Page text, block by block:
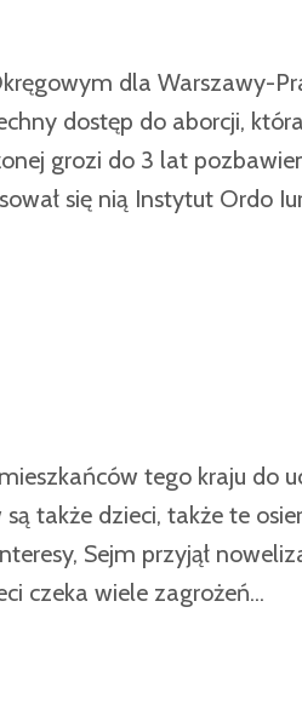
dla Warszawy-
dostęp do aborcji,
grozi do 3 lat
się nią Instytut Ordo
tego kraju do
także dzieci, także te
Sejm przyjął
czeka wiele zagrożeń...